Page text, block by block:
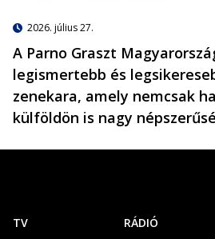
2026. július 27.
A Parno Graszt
legismertebb és
zenekara, amely nemcsak
külföldön is nagy
TV RÁDIÓ